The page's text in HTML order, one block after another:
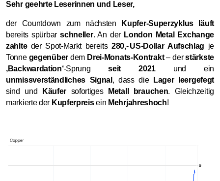
Sehr geehrte Leserinnen und Leser,
der Countdown zum nächsten
Kupfer‑Superzyklus läuft
bereits spürbarschneller. An der London Metal Exchange
zahlteder Spot‑Markt bereits 280,- US‑Dollar Aufschlag je
Tonne gegenüberdem Drei‑Monats‑Kontrakt– derstärkste
‚Backwardation‘‑Sprungseit 2021und ein
unmissverständliches Signal , dass die
Lager leergefegt
sind und
Käufer sofortiges Metall brauchen. Gleichzeitig
markierte der Kupferpreisein Mehrjahreshoch!